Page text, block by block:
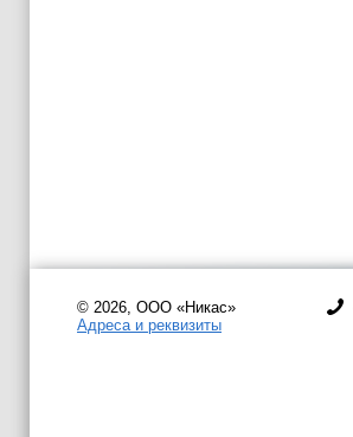
© 2026, ООО «Никас»
Адреса и реквизиты